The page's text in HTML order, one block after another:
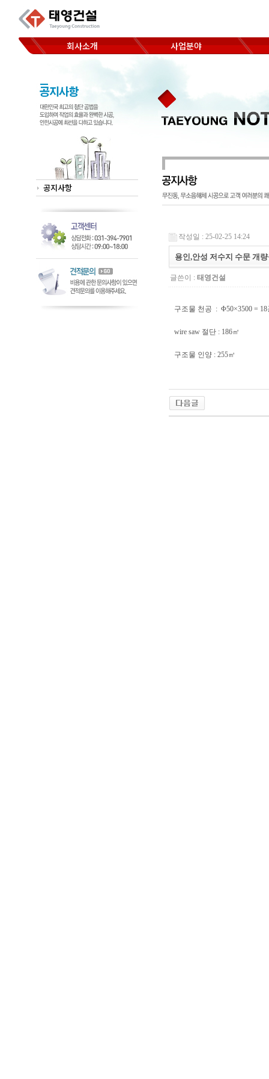
회사소개
CEO 인사말 찾아오시는 길 사업분야
코아드릴 천공 Hand saw 절단 Wheel saw 절단 Wall saw 절단 Wire saw 절단
공지사항
작성일 : 25-02-25 14:24
용인,안성 저수지 수문 개
글쓴이 :태영건설
구조물 천공 : Φ50×3500 = 18
wire saw 절단 : 186㎡
구조물 인양 : 255㎥